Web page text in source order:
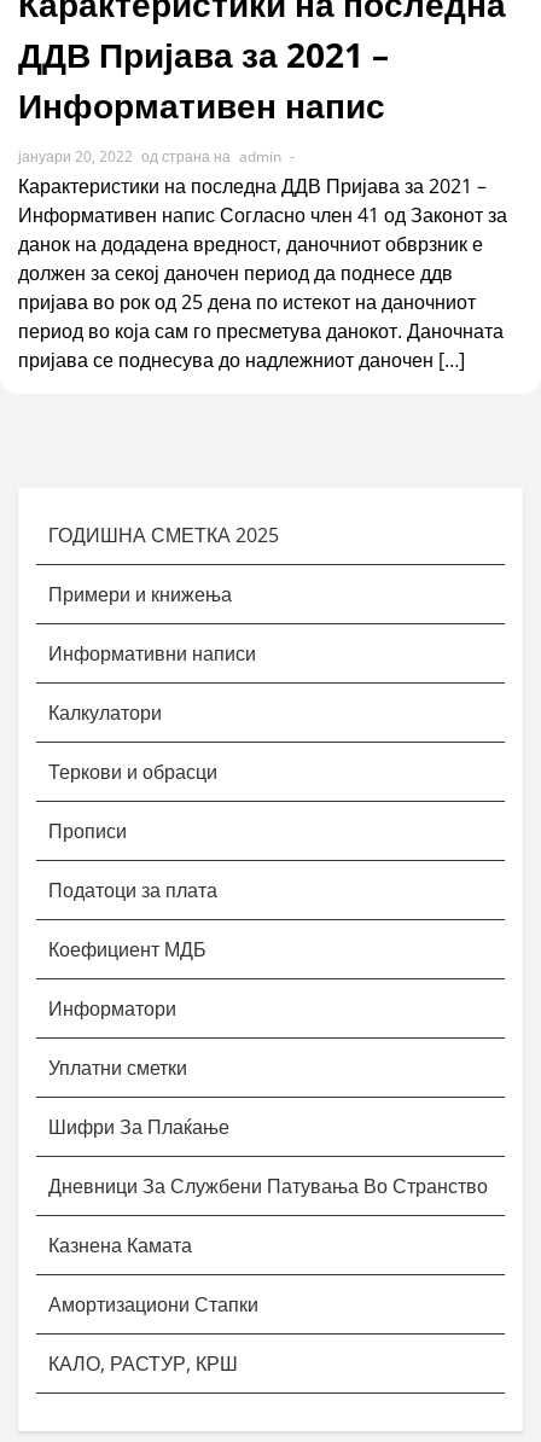
ДДВ Пријава за 2021 –
Информативен напис
јануари 20, 2022 од страна на admin -
Карактеристики на последна ДДВ Пријава за 2021 –
Информативен напис Согласно член 41 од Законот за
данок на додадена вредност, даночниот обврзник е
должен за секој даночен период да поднесе ддв
пријава во рок од 25 дена по истекот на даночниот
период во која сам го пресметува данокот. Даночната
пријава се поднесува до надлежниот даночен […]
ГОДИШНА СМЕТКА 2025
Примери и книжења
Информативни написи
Калкулатори
Теркови и обрасци
Прописи
Податоци за плата
Коефициент МДБ
Информатори
Уплатни сметки
Шифри За Плаќање
Дневници За Службени Патувања Во Странство
Казнена Камата
Амортизациони Стапки
КАЛО, РАСТУР, КРШ